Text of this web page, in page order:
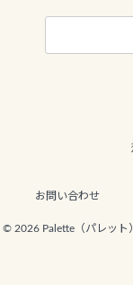
検
お問い合わせ
© 2026 Palette（パレット